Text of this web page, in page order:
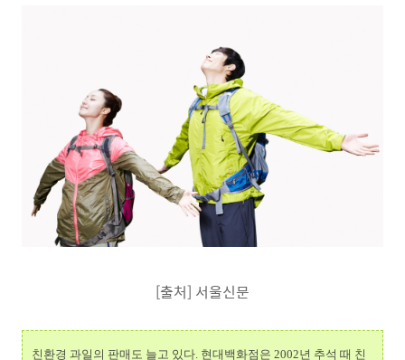
[출처] 서울신문
친환경 과일의 판매도 늘고 있다. 현대백화점은 2002년 추석 때 친